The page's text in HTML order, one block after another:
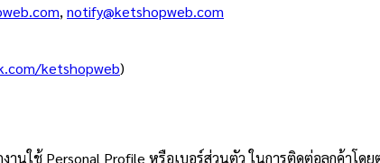
, notify@ketshopweb.com
ketshopweb)
นใช้ Personal Profile หรือเบอร์ส่วนตัว ในการติดต่อลูกค้าโดย